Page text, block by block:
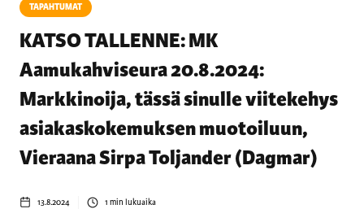
TAPAHTUMAT
KATSO TALLENNE: MK
Aamukahviseura 20.8.2024:
Markkinoija, tässä sinulle viitekehys
asiakaskokemuksen muotoiluun,
Vieraana Sirpa Toljander (Dagmar)
13.8.2024 1 min lukuaika